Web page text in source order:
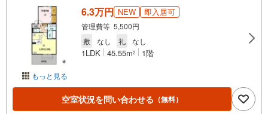
もっと見る
6.3万円 NEW 即入居可
管理費等 5,500円
敷
なし 礼 なし
1LDK 45.55m2 1階
空室状況を問い合わせる （無料）